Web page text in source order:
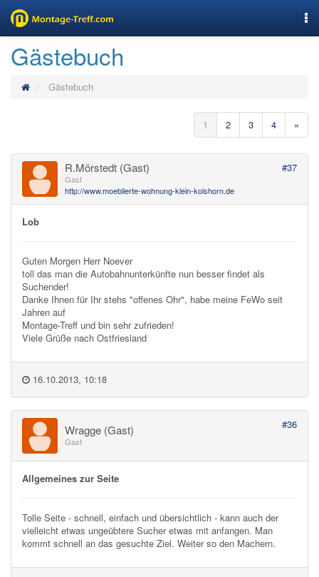
Gästebuch
Gästebuch
1 2 3 4 »
#37
R.Mörstedt (Gast)
Gast
http://www.moeblierte-wohnung-klein-kolshorn.de
Lob
Guten Morgen Herr Noever
toll das man die Autobahnunterkünfte nun besser findet als
Suchender!
Danke Ihnen für Ihr stehs "offenes Ohr", habe meine FeWo seit
Jahren auf
Montage-Treff und bin sehr zufrieden!
Viele Grüße nach Ostfriesland
16.10.2013, 10:18
#36
Wragge (Gast)
Gast
Allgemeines zur Seite
Tolle Seite - schnell, einfach und übersichtlich - kann auch der
vielleicht etwas ungeübtere Sucher etwas mit anfangen. Man
kommt schnell an das gesuchte Ziel. Weiter so den Machern.